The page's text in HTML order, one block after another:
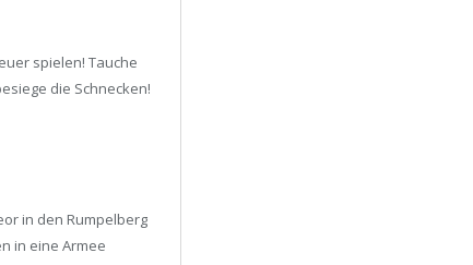
spielen! Tauche
die Schnecken!
in den Rumpelberg
in eine Armee